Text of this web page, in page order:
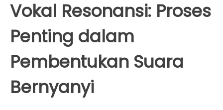
Vokal Resonansi: Proses
Penting dalam
Pembentukan Suara
Bernyanyi